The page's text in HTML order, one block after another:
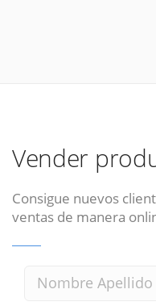
Vender
Consigue nuevos
ventas de manera